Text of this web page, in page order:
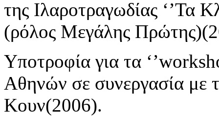
της Ιλαροτραγωδίας ‘’Τα
(ρόλος Μεγάλης
Υποτροφία για τα
Αθηνών σε συνεργασία με
Κουν(2006).